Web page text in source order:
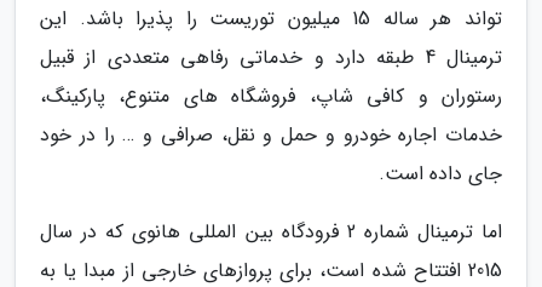
تواند هر ساله 15 میلیون توریست را پذیرا باشد. این
ترمینال 4 طبقه دارد و خدماتی رفاهی متعددی از قبیل
رستوران و کافی شاپ، فروشگاه های متنوع، پارکینگ،
خدمات اجاره خودرو و حمل و نقل، صرافی و … را در خود
جای داده است.
اما ترمینال شماره 2 فرودگاه بین المللی هانوی که در سال
2015 افتتاح شده است، برای پروازهای خارجی از مبدا یا به